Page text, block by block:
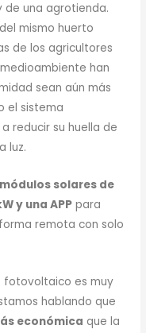
de una agrotienda.
mismo huerto
de los agricultores
han
sean aún más
el sistema
reducir su huella de
luz.
solares de
y una APP para
remota con solo
fotovoltaico es muy
hablando que
económica que la